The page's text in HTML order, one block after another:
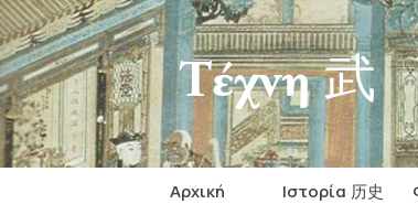
Τέχνη 武
Αρχική Iστορία 历史